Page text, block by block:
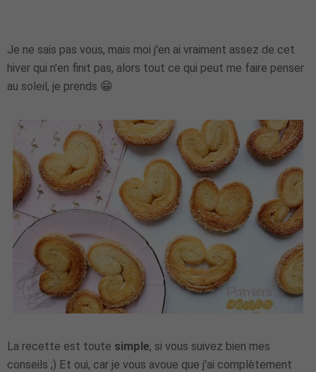
Je ne sais pas vous, mais moi j'en ai vraiment assez de cet
hiver qui n'en finit pas, alors tout ce qui peut me faire penser
au soleil, je prends 😁
La recette est toute simple, si vous suivez bien mes
conseils ;) Et oui, car je vous avoue que j'ai complètement